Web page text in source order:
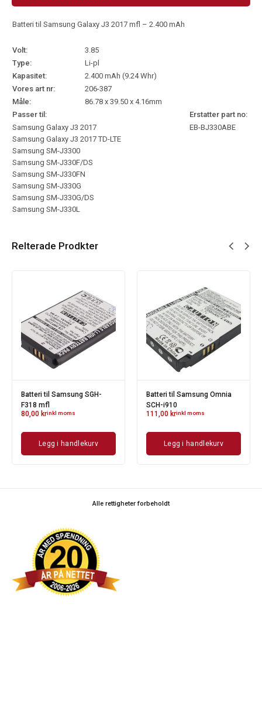
Batteri til Samsung Galaxy J3 2017 mfl – 2.400 mAh
Volt:
3.85
Type:
Li-pl
Kapasitet:
2.400 mAh (9.24 Whr)
Vores art nr:
206-387
Måle:
86.78 x 39.50 x 4.16mm
Passer til:
Erstatter part no:
Samsung Galaxy J3 2017
Samsung Galaxy J3 2017 TD-LTE
Samsung SM-J3300
Samsung SM-J330F/DS
Samsung SM-J330FN
Samsung SM-J330G
Samsung SM-J330G/DS
Samsung SM-J330L
EB-BJ330ABE
Relterade Prodkter
Batteri til Samsung SGH-
F318 mfl
80,00 krinkl moms
Legg i handlekurv
Batteri til Samsung Omnia
SCH-i910
111,00 krinkl moms
Legg i handlekurv
Alle rettigheter forbeholdt